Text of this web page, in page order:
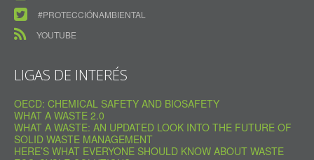
#PROTECCIÓNAMBIENTAL
YOUTUBE
LIGAS DE INTERÉS
OECD: CHEMICAL SAFETY AND BIOSAFETY
WHAT A WASTE 2.0
WHAT A WASTE: AN UPDATED LOOK INTO THE FUTURE OF
SOLID WASTE MANAGEMENT
HERE’S WHAT EVERYONE SHOULD KNOW ABOUT WASTE